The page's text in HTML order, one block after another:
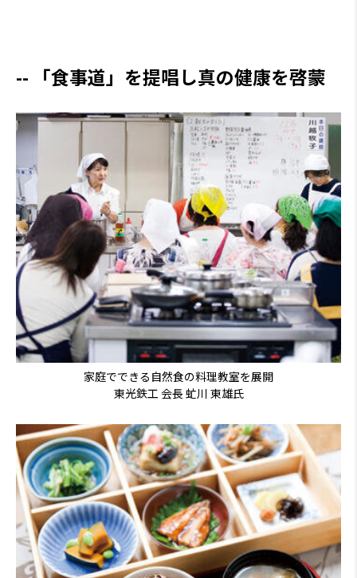
「食事道」を提唱し真の健康を啓蒙
家庭でできる自然食の料理教室を展開
東光鉄工 会長 虻川 東雄氏